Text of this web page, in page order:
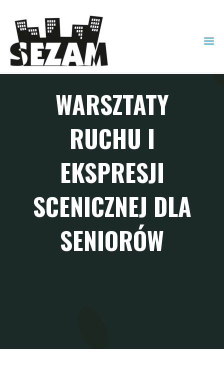
WARSZTATY
RUCHU I
EKSPRESJI
SCENICZNEJ DLA
SENIORÓW